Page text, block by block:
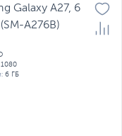
Galaxy A27, 6
A276B)
6 ГБ